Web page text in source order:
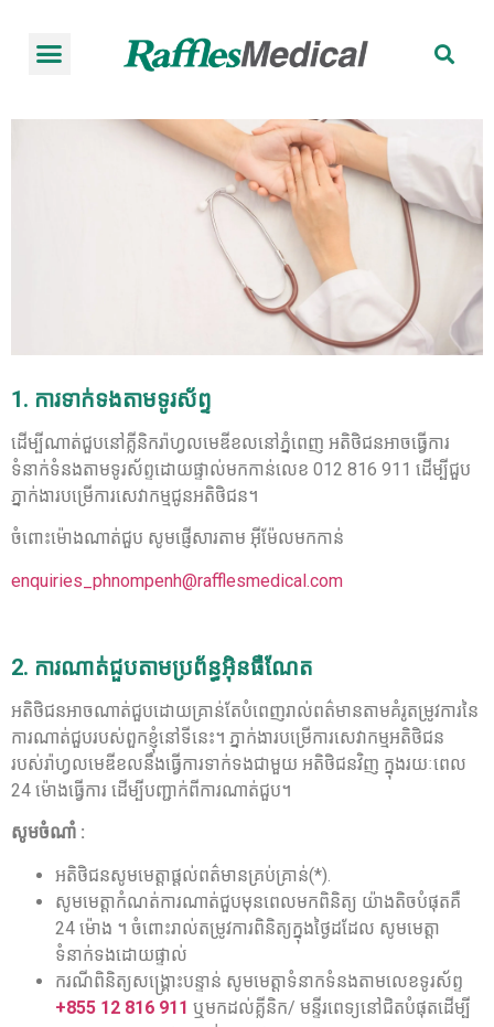
1. ការទាក់ទងតាមទូរស័ព្ទ
ដើម្បីណាត់ជួបនៅគ្លីនិករ៉ាហ្វលមេឌីខលនៅភ្នំពេញ អតិថិជនអាចធ្វើការ
ទំនាក់ទំនងតាមទូរស័ព្ទដោយផ្ទាល់មកកាន់លេខ 012 816 911 ដើម្បីជួប
ភ្នាក់ងារបម្រើការសេវាកម្មជូនអតិថិជន។
ចំពោះម៉ោងណាត់ជួប សូមផ្ញើសារតាម អុីម៉ែលមកកាន់
enquiries_phnompenh@rafflesmedical.com
2. ការណាត់ជួបតាមប្រព័ន្ធអុិនធឺណែត
អតិថិជនអាចណាត់ជួបដោយគ្រាន់តែបំពេញរាល់ពត៌មានតាមគំរូតម្រូវការនៃ
ការណាត់ជួបរបស់ពួកខ្ញុំនៅទីនេះ។ ភ្នាក់ងារបម្រើការសេវាកម្មអតិថិជន
របស់រ៉ាហ្វលមេឌីខលនឹងធ្វើការទាក់ទងជាមួយ អតិថិជនវិញ ក្នុងរយៈពេល
24 ម៉ោងធ្វើការ ដើម្បីបញ្ជាក់ពីការណាត់ជួប។
សូមចំណាំ :
អតិថិជនសូមមេត្តាផ្តល់ពត៌មានគ្រប់គ្រាន់(*).
សូមមេត្តាកំណត់ការណាត់ជួបមុនពេលមកពិនិត្យ យ៉ាងតិចបំផុតគឺ
24 ម៉ោង ។ ចំពោះរាល់តម្រូវការពិនិត្យក្នុងថ្ងៃដដែល សូមមេត្តា
ទំនាក់ទងដោយផ្ទាល់
ករណីពិនិត្យសង្គ្រោះបន្ទាន់ សូមមេត្តាទំនាកទំនងតាមលេខទូរស័ព្ទ
+855 12 816 911 ឬមកដល់គ្លីនិក/ មន្ទីរពេទ្យនៅជិតបំផុតដើម្បី